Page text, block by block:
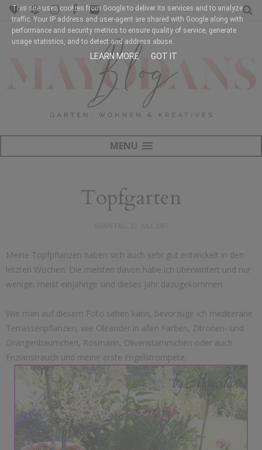
MENU
Topfgarten
Meine Topfpflanzen haben sich auch sehr gut entwickelt in den
letzten Wochen. Die meisten davon habe ich überwintert und nur
wenige, meist einjährige sind dieses Jahr dazugekommen.
Wie man auf diesem Foto sehen kann, bevorzuge ich mediterane
Terrassenpflanzen, wie Oleander in allen Farben, Zitronen- und
Orangenbäumchen, Rosmarin, Olivenstämmchen oder auch
Enzianstrauch und meine erste Engelstrompete.
This site uses cookies from Google to deliver its services and to analyze
traffic. Your IP address and user-agent are shared with Google along with
performance and security metrics to ensure quality of service, generate
usage statistics, and to detect and address abuse.
LEARN MORE GOT IT